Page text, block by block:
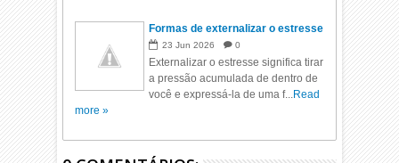
Formas de externalizar o estresse
23 Jun 2026 0
Externalizar o estresse significa tirar
a pressão acumulada de dentro de
você e expressá-la de uma f...Read
more »